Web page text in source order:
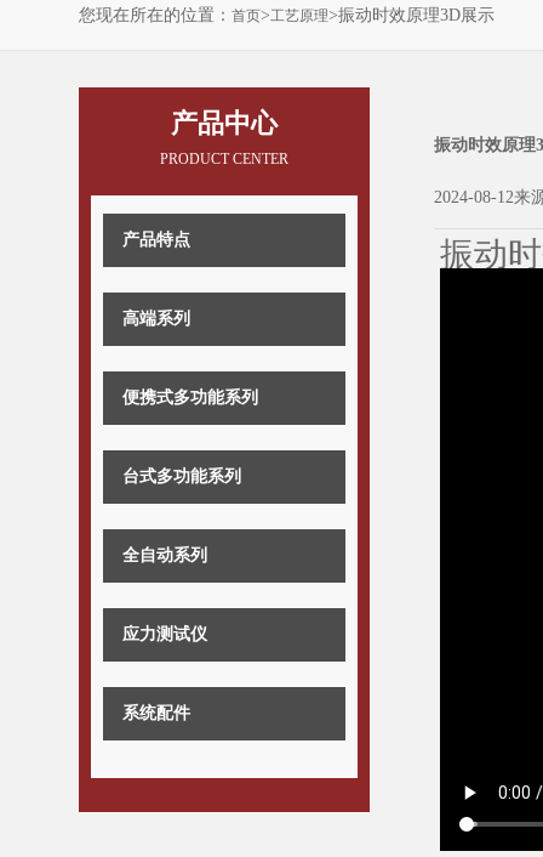
您现在所在的位置： 首页>工艺原理>振动时效原理3D展示
产品中心
PRODUCT CENTER
产品特点
高端系列
便携式多功能系列
台式多功能系列
全自动系列
应力测试仪
系统配件
振动时效原理
2024-08-12来
振动